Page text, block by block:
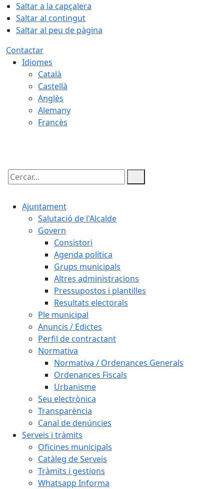
Saltar a la capçalera
Saltar al contingut
Saltar al peu de pàgina
Contactar
Idiomes
Català
Castellà
Anglès
Alemany
Francès
Cercar:
Ajuntament
Salutació de l'Alcalde
Govern
Consistori
Agenda política
Grups municipals
Altres administracions
Pressupostos i plantilles
Resultats electorals
Ple municipal
Anuncis / Edictes
Perfil de contractant
Normativa
Normativa / Ordenances Generals
Ordenances Fiscals
Urbanisme
Seu electrònica
Transparència
Canal de denúncies
Serveis i tràmits
Oficines municipals
Catàleg de Serveis
Tràmits i gestions
Whatsapp Informa